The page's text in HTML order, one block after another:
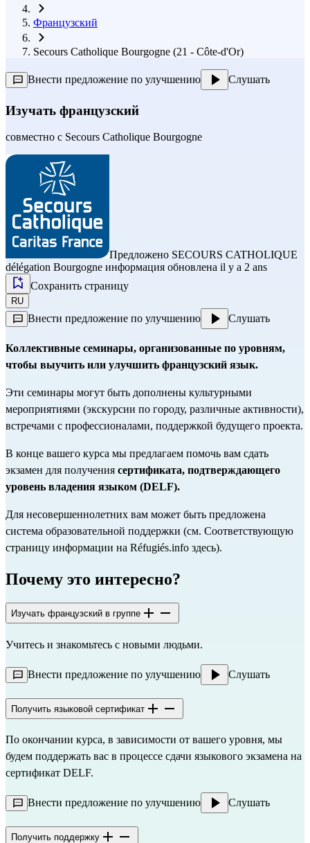
Французский
Secours Catholique Bourgogne (21 - Côte-d'Or)
Внести предложение по улучшению Слушать
Изучать французский
совместно с Secours Catholique Bourgogne
Предложено SECOURS CATHOLIQUE
délégation Bourgogne информация обновлена il y a 2 ans
Сохранить страницу
RU
Внести предложение по улучшению Слушать
Коллективные семинары, организованные по уровням,
чтобы выучить или улучшить французский язык.
Эти семинары могут быть дополнены культурными
мероприятиями (экскурсии по городу, различные активности),
встречами с профессионалами, поддержкой будущего проекта.
В конце вашего курса мы предлагаем помочь вам сдать
экзамен для получения сертификата, подтверждающего
уровень владения языком (DELF).
Для несовершеннолетних вам может быть предложена
система образовательной поддержки (см. Соответствующую
страницу информации на Réfugiés.info здесь).
Почему это интересно?
Изучать французский в группе
Учитесь и знакомьтесь с новыми людьми.
Внести предложение по улучшению Слушать
Получить языковой сертификат
По окончании курса, в зависимости от вашего уровня, мы
будем поддержать вас в процессе сдачи языкового экзамена на
сертификат DELF.
Внести предложение по улучшению Слушать
Получить поддержку